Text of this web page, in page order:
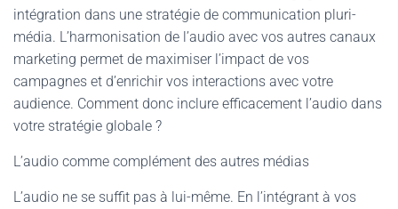
intégration dans une stratégie de communication pluri-
média. L’harmonisation de l’audio avec vos autres canaux
marketing permet de maximiser l’impact de vos
campagnes et d’enrichir vos interactions avec votre
audience. Comment donc inclure efficacement l’audio dans
votre stratégie globale ?
L’audio comme complément des autres médias
L’audio ne se suffit pas à lui-même. En l’intégrant à vos